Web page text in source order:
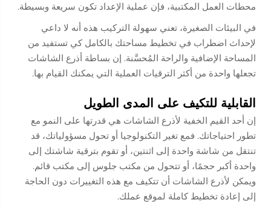
محطات العمل المكتبية، فإن عملية الإعداد تكون سريعة وبسيطة.
في البيئات الصغيرة، تعني سهولة التركيب هذه أنه لا داعي
لإحداث اضطراب في تخطيط مساحتك بالكامل كي تستفيد من
المساحة الإضافية والراحة المُحسَّنة. إن بساطة أذرع الشاشات
تجعلها واحدة من أكثر الترقيات العملية التي يمكنك القيام بها.
القابلية للتكيف على المدى الطويل
إن أحد القيم الخفية لأذرع الشاشات هي قدرتها على النمو مع
تطور احتياجاتك. فمع تغير التكنولوجيا أو تحول مسؤولياتك، قد
تنتقل من شاشة واحدة إلى اثنتين، أو تقوم بترقية شاشتك إلى
واحدة أكبر حجمًا، أو تتحول من مكتب جلوس إلى مكتب قائم.
ويمكن لأذرع الشاشات أن تتكيف مع هذه التغييرات دون الحاجة
إلى إعادة تخطيط كاملة لموقع عملك.